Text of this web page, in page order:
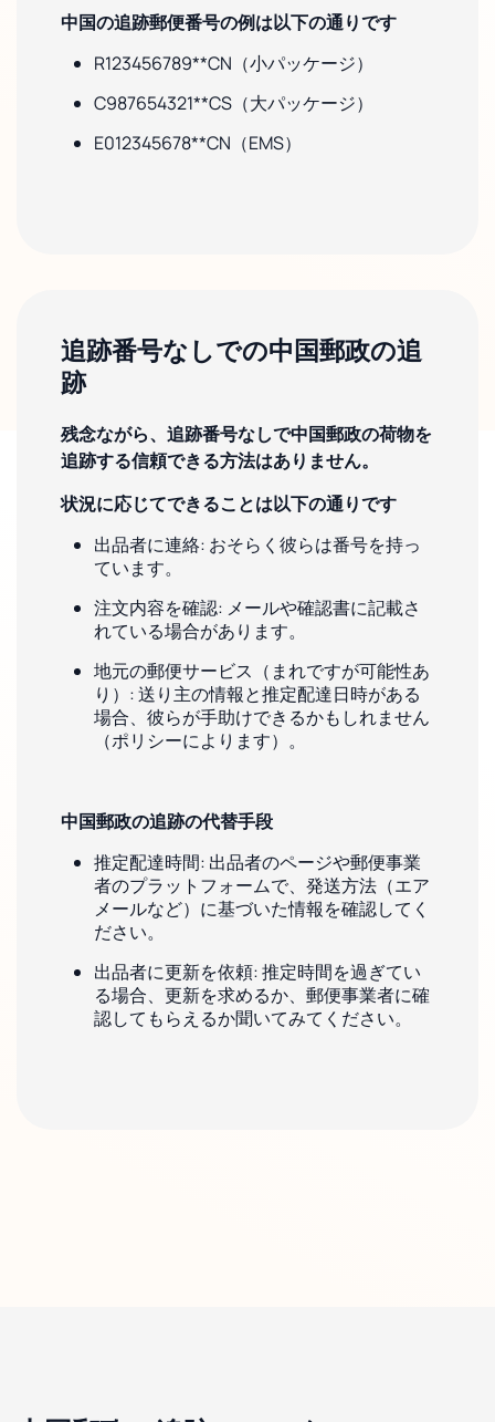
中国の追跡郵便番号の例は以下の通りです
R123456789**CN（小パッケージ）
C987654321**CS（大パッケージ）
E012345678**CN（EMS）
追跡番号なしでの中国郵政の追
跡
残念ながら、追跡番号なしで中国郵政の荷物を
追跡する信頼できる方法はありません。
状況に応じてできることは以下の通りです
出品者に連絡: おそらく彼らは番号を持っ
ています。
注文内容を確認: メールや確認書に記載さ
れている場合があります。
地元の郵便サービス（まれですが可能性あ
り）: 送り主の情報と推定配達日時がある
場合、彼らが手助けできるかもしれません
（ポリシーによります）。
中国郵政の追跡の代替手段
推定配達時間: 出品者のページや郵便事業
者のプラットフォームで、発送方法（エア
メールなど）に基づいた情報を確認してく
ださい。
出品者に更新を依頼: 推定時間を過ぎてい
る場合、更新を求めるか、郵便事業者に確
認してもらえるか聞いてみてください。